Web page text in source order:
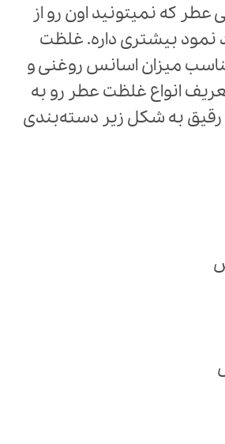
عطر که نمیتونید اون رو از
بیشتری داره. غلظت
میزان اسانس روغنی و
انواع غلظت عطر رو به
رقیق به شکل زیر دسته‌بندی